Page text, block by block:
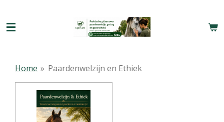
direct
naar
Home » Paardenwelzijn en Ethiek